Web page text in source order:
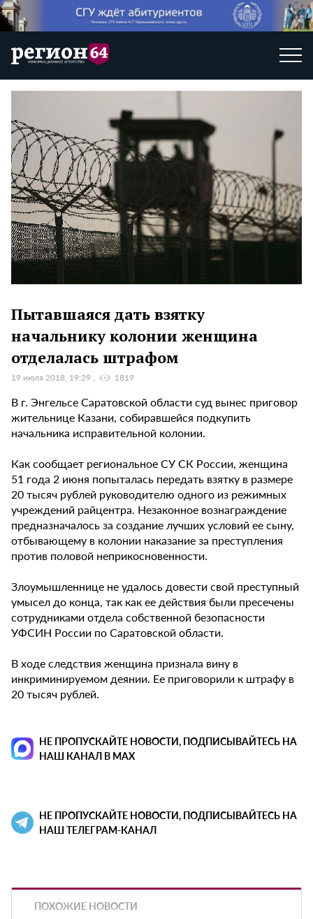
Пытавшаяся дать взятку
начальнику колонии женщина
отделалась штрафом
19 июля 2018, 19:29 1819
В г. Энгельсе Саратовской области суд вынес приговор
жительнице Казани, собиравшейся подкупить
начальника исправительной колонии.
Как сообщает региональное СУ СК России, женщина
51 года 2 июня попыталась передать взятку в размере
20 тысяч рублей руководителю одного из режимных
учреждений райцентра. Незаконное вознаграждение
предназначалось за создание лучших условий ее сыну,
отбывающему в колонии наказание за преступления
против половой неприкосновенности.
Злоумышленнице не удалось довести свой преступный
умысел до конца, так как ее действия были пресечены
сотрудниками отдела собственной безопасности
УФСИН России по Саратовской области.
В ходе следствия женщина признала вину в
инкриминируемом деянии. Ее приговорили к штрафу в
20 тысяч рублей.
НЕ ПРОПУСКАЙТЕ НОВОСТИ, ПОДПИСЫВАЙТЕСЬ НА
НАШ КАНАЛ В MAX
НЕ ПРОПУСКАЙТЕ НОВОСТИ, ПОДПИСЫВАЙТЕСЬ НА
НАШ ТЕЛЕГРАМ-КАНАЛ
ПОХОЖИЕ НОВОСТИ